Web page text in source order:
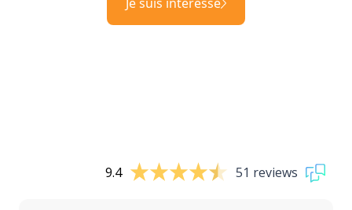
9.4 51 reviews